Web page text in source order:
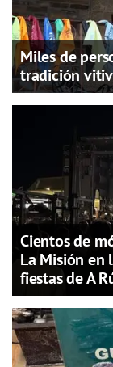
Miles de
tradición
Cientos de
La Misión en
fiestas de A